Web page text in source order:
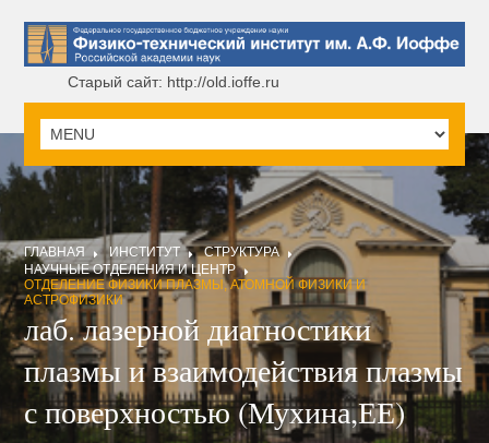
Старый сайт: http://old.ioffe.ru
ГЛАВНАЯ ИНСТИТУТ
СТРУКТУРА
НАУЧНЫЕ ОТДЕЛЕНИЯ И ЦЕНТР
ОТДЕЛЕНИЕ ФИЗИКИ ПЛАЗМЫ, АТОМНОЙ ФИЗИКИ И
АСТРОФИЗИКИ
лаб. лазерной диагностики
плазмы и взаимодействия плазмы
с поверхностью (Мухина,ЕЕ)